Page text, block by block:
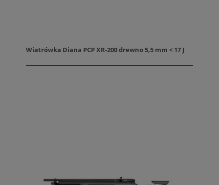
Wiatrówka Diana PCP XR-200 drewno 5,5 mm < 17 J